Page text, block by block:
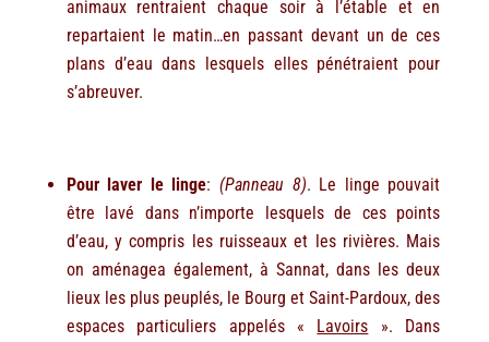
animaux rentraient chaque soir à l’étable et en
repartaient le matin…en passant devant un de ces
plans d’eau dans lesquels elles pénétraient pour
s’abreuver.
Pour laver le linge:(Panneau 8). Le linge pouvait
être lavé dans n’importe lesquels de ces points
d’eau, y compris les ruisseaux et les rivières. Mais
on aménagea également, à Sannat, dans les deux
lieux les plus peuplés, le Bourg et Saint-Pardoux, des
espaces particuliers appelés « Lavoirs ». Dans